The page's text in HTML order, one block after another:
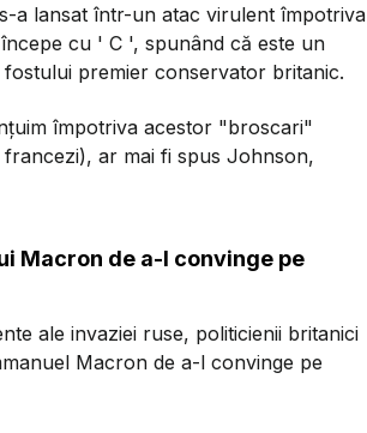
a lansat într-un atac virulent împotriva
cu ' C ', spunând că este un
premier conservator britanic.
împotriva acestor "broscari"
ar mai fi spus Johnson,
Macron de a-l convinge pe
ale invaziei ruse, politicienii britanici
Macron de a-l convinge pe